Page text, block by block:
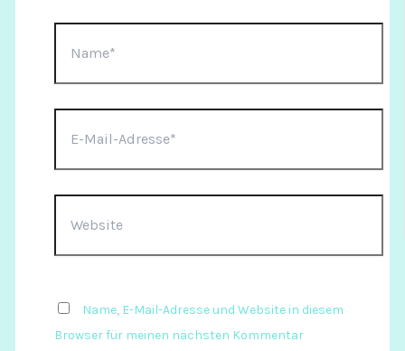
Mail-
Name, E-Mail-Adresse und Website in diesem
Browser für meinen nächsten Kommentar